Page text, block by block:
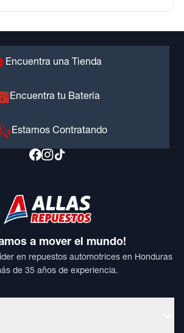
Encuentra una Tienda
Encuentra tu Batería
Estamos Contratando
a mover el mundo!
en repuestos automotrices en Honduras
de 35 años de experiencia.